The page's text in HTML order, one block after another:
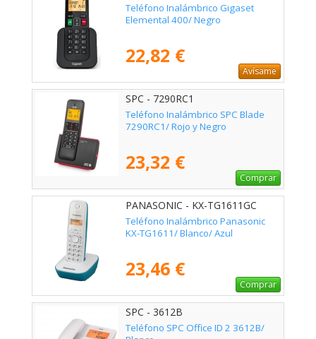
Teléfono Inalámbrico Gigaset
Elemental 400/ Negro
22,82 €
Avísame
SPC - 7290RC1
Teléfono Inalámbrico SPC Blade
7290RC1/ Rojo y Negro
23,32 €
Comprar
PANASONIC - KX-TG1611GC
Teléfono Inalámbrico Panasonic
KX-TG1611/ Blanco/ Azul
23,46 €
Comprar
SPC - 3612B
Teléfono SPC Office ID 2 3612B/